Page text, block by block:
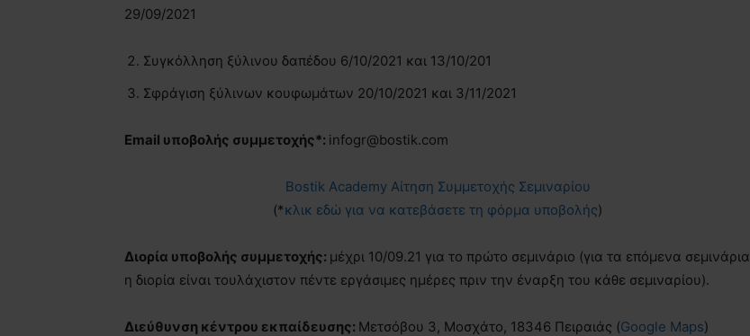
29/09/2021
Συγκόλληση ξύλινου δαπέδου 6/10/2021 και 13/10/201
Σφράγιση ξύλινων κουφωμάτων 20/10/2021 και 3/11/2021
Email υποβολής συμμετοχής*: infogr@bostik.com
Bostik Academy Αίτηση Συμμετοχής Σεμιναρίου
(*κλικ εδώ για να κατεβάσετε τη φόρμα υποβολής)
Διορία υποβολής συμμετοχής: μέχρι 10/09.21 για το πρώτο σεμινάριο (για τα επόμενα σεμινάρια
η διορία είναι τουλάχιστον πέντε εργάσιμες ημέρες πριν την έναρξη του κάθε σεμιναρίου).
Διεύθυνση κέντρου εκπαίδευσης: Μετσόβου 3, Μοσχάτο, 18346 Πειραιάς (Google Maps)